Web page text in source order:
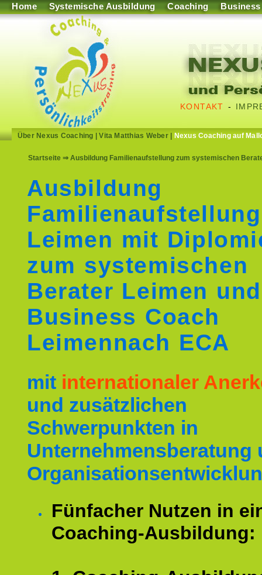
Home Systemische Ausbildung Coaching Business
KONTAKT -
Über Nexus Coaching |Vita Matthias Weber| Nexus Coaching auf
Startseite ⇒ Ausbildung Familienaufstellung zum systemischen
Ausbildung
Familienaufstellung
Leimen mit
zum systemischen
Berater Leimen und
Business Coach
Leimennach ECA
mit internationaler
und zusätzlichen
Schwerpunkten in
Unternehmensberatung
Fünfacher Nutzen in
Coaching-Ausbildung: